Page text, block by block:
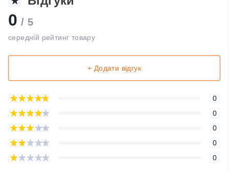
0 / 5
середній рейтинг товару
+ Додати відгук
0
0
0
0
0